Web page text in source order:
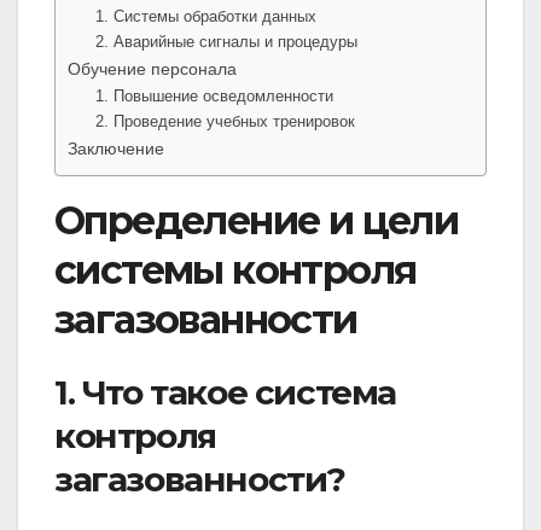
1. Системы обработки данных
2. Аварийные сигналы и процедуры
Обучение персонала
1. Повышение осведомленности
2. Проведение учебных тренировок
Заключение
Определение и цели
системы контроля
загазованности
1. Что такое система
контроля
загазованности?